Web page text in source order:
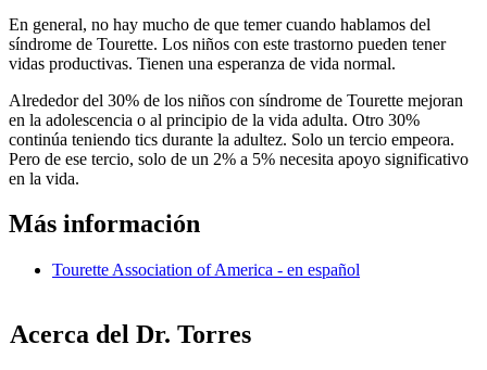
En general, no hay mucho de que temer cuando hablamos del
síndrome de Tourette. Los niños con este trastorno pueden tener
vidas productivas. Tienen una esperanza de vida normal.
Alrededor del 30% de los niños con síndrome de Tourette mejoran
en la adolescencia o al principio de la vida adulta. Otro 30%
continúa teniendo tics durante la adultez. Solo un tercio empeora.
Pero de ese tercio, solo de un 2% a 5% necesita apoyo significativo
en la vida.
Más información
Tourette Association of America - en español
Acerca del Dr. Torres